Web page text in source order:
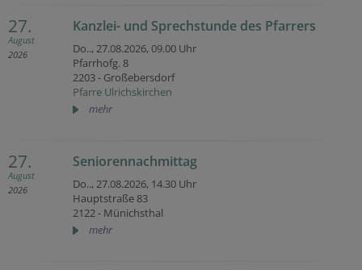
27.
August
2026
Kanzlei- und Sprechstunde des Pfarrers
Do.., 27.08.2026,09.00 Uhr
Pfarrhofg. 8
2203 - Großebersdorf
Pfarre Ulrichskirchen
mehr
27.
August
2026
Seniorennachmittag
Do.., 27.08.2026, 14.30 Uhr
Hauptstraße 83
2122 - Münichsthal
mehr